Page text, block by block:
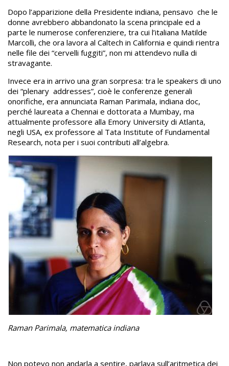
Dopo l’apparizione della Presidente indiana, pensavo che le
donne avrebbero abbandonato la scena principale ed a
parte le numerose conferenziere, tra cui l’italiana Matilde
Marcolli, che ora lavora al Caltech in California e quindi rientra
nelle file dei “cervelli fuggiti”, non mi attendevo nulla di
stravagante.
Invece era in arrivo una gran sorpresa: tra le speakers di uno
dei “plenary addresses”, cioè le conferenze generali
onorifiche, era annunciata Raman Parimala, indiana doc,
perché laureata a Chennai e dottorata a Mumbay, ma
attualmente professore alla Emory University di Atlanta,
negli USA, ex professore al Tata Institute of Fundamental
Research, nota per i suoi contributi all’algebra.
Raman Parimala, matematica indiana
Non potevo non andarla a sentire, parlava sull’aritmetica dei